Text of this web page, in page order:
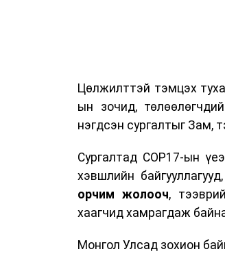
Цөлжилттэй тэмцэх
ын зочид,
нэгдсэн сургалтыг Зам,
Сургалтад COP17-ын
хэвшлийн
орчим жолооч,
хаагчид хамрагдаж
Монгол Улсад зохион